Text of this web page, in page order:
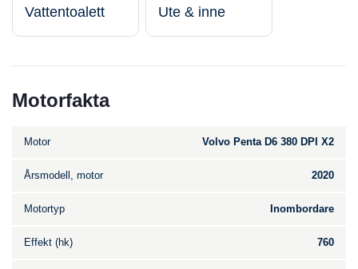
Vattentoalett Ute & inne
Motorfakta
Motor Volvo Penta D6 380 DPI X2
Årsmodell, motor 2020
Motortyp Inombordare
Effekt (hk) 760